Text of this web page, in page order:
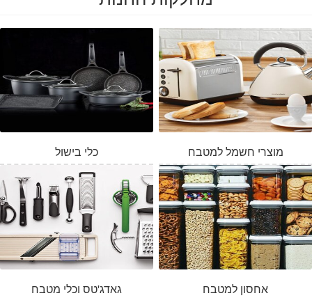
כלי בישול מוצרי חשמל למטבח
גאדג'טס וכלי מטבח אחסון למטבח